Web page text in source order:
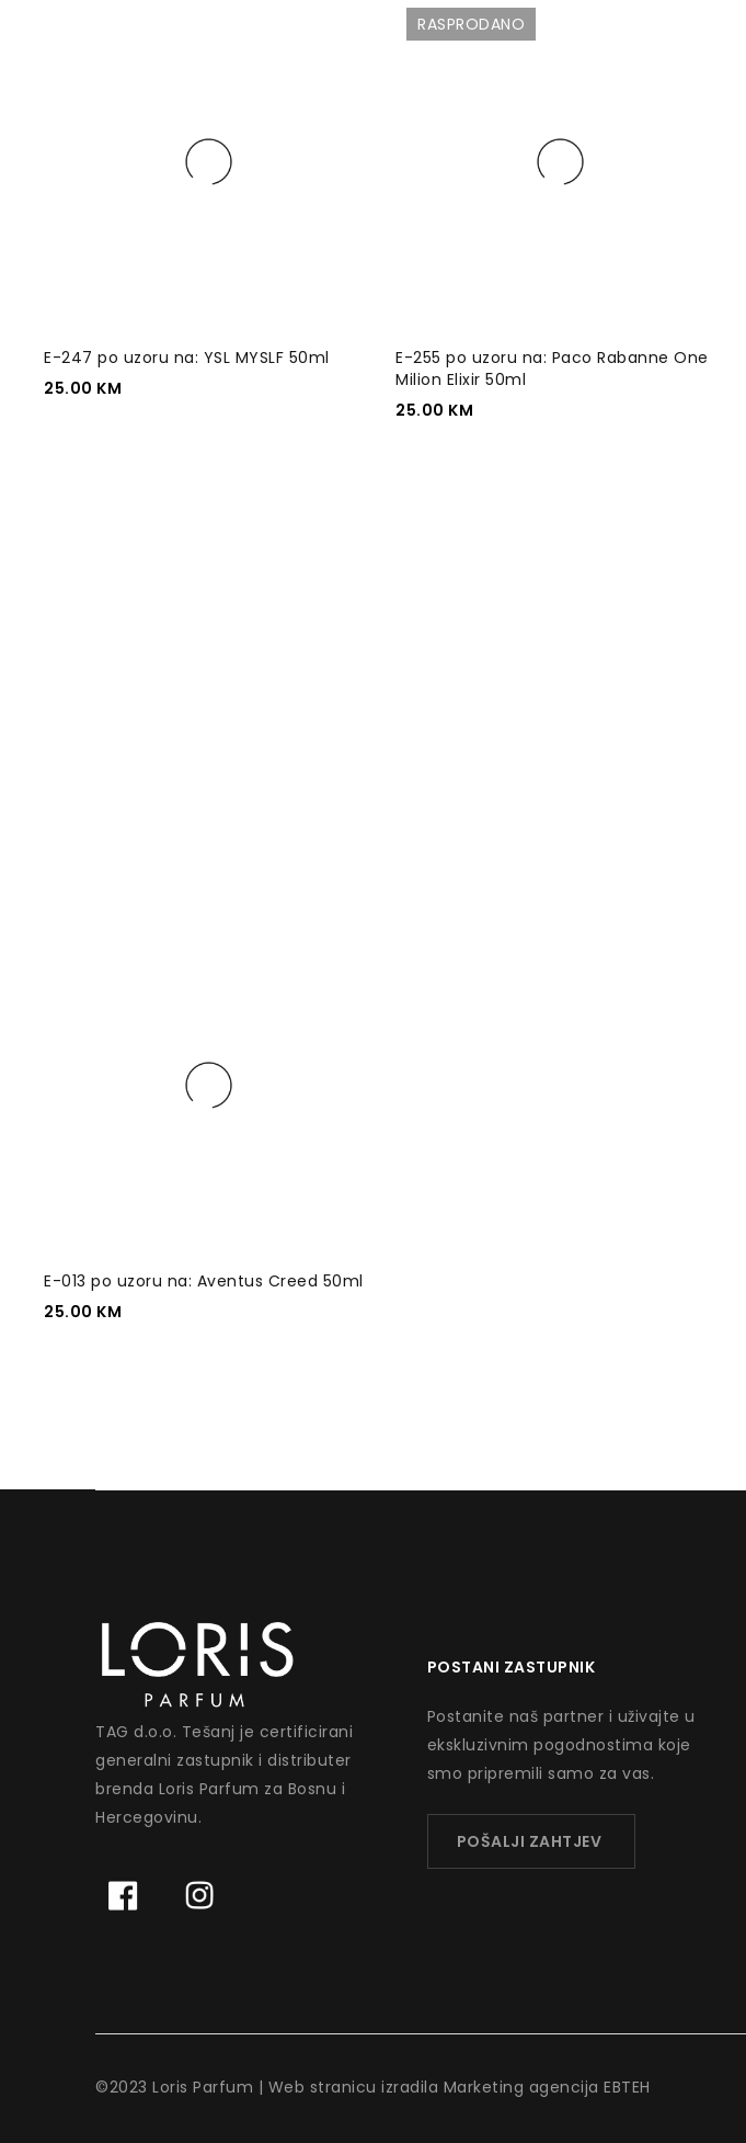
E-247 po uzoru na: YSL MYSLF 50ml
25.00 KM
RASPRODANO
E-255 po uzoru na: Paco Rabanne One
Milion Elixir 50ml
25.00 KM
E-013 po uzoru na: Aventus Creed 50ml
25.00 KM
TAG d.o.o. Tešanj je certificirani
generalni zastupnik i distributer
brenda Loris Parfum za Bosnu i
Hercegovinu.
POSTANI ZASTUPNIK
Postanite naš partner i uživajte u
ekskluzivnim pogodnostima koje
smo pripremili samo za vas.
POŠALJI ZAHTJEV
©2023 Loris Parfum | Web stranicu izradila Marketing agencija EBTEH